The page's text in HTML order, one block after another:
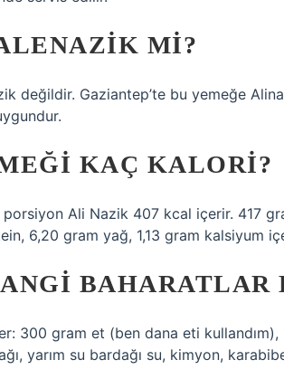
MI?
değildir. Gaziantep’te bu yemeğe
KAÇ KALORI?
porsiyon Ali Nazik 407 kcal içerir. 417
6,20 gram yağ, 1,13 gram kalsiyum
BAHARATLAR
300 gram et (ben dana eti kullandım),
yarım su bardağı su, kimyon,